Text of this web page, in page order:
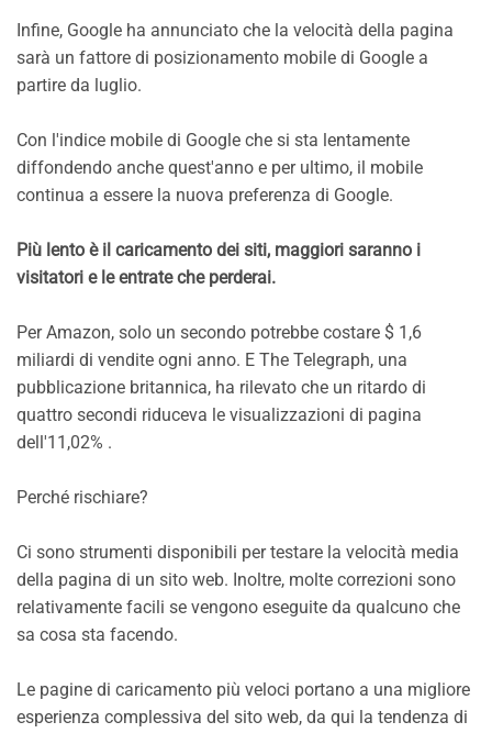
Infine, Google ha annunciato che la velocità della pagina
sarà un fattore di posizionamento mobile di Google a
partire da luglio.
Con l'indice mobile di Google che si sta lentamente
diffondendo anche quest'anno e per ultimo, il mobile
continua a essere la nuova preferenza di Google.
Più lento è il caricamento dei siti, maggiori saranno i
visitatori e le entrate che perderai.
Per Amazon, solo un secondo potrebbe costare $ 1,6
miliardi di vendite ogni anno. E The Telegraph, una
pubblicazione britannica, ha rilevato che un ritardo di
quattro secondi riduceva le visualizzazioni di pagina
dell'11,02% .
Perché rischiare?
Ci sono strumenti disponibili per testare la velocità media
della pagina di un sito web. Inoltre, molte correzioni sono
relativamente facili se vengono eseguite da qualcuno che
sa cosa sta facendo.
Le pagine di caricamento più veloci portano a una migliore
esperienza complessiva del sito web, da qui la tendenza di